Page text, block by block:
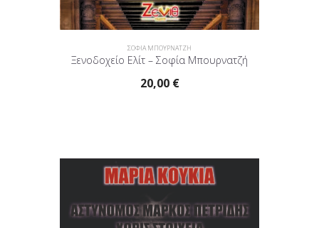
ΣΟΦΙΑ ΜΠΟΥΡΝΑΤΖΗ
Ξενοδοχείο Ελίτ – Σοφία Μπουρνατζή
20,00 €